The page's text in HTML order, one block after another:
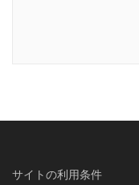
サイトの利用条件